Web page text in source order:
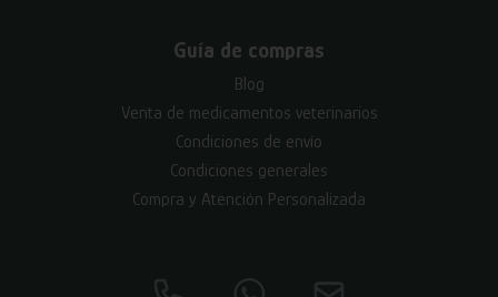
Guía de compras
Blog
Venta de medicamentos veterinarios
Condiciones de envío
Condiciones generales
Compra y Atención Personalizada